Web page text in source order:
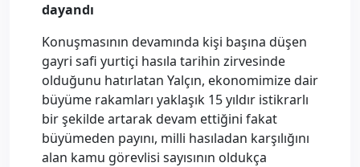
dayandı
Konuşmasının devamında kişi başına düşen
gayri safi yurtiçi hasıla tarihin zirvesinde
olduğunu hatırlatan Yalçın, ekonomimize dair
büyüme rakamları yaklaşık 15 yıldır istikrarlı
bir şekilde artarak devam ettiğini fakat
büyümeden payını, milli hasıladan karşılığını
alan kamu görevlisi sayısının oldukça